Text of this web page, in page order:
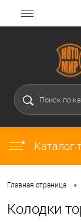
Каталог
Главная страница •
Колодки